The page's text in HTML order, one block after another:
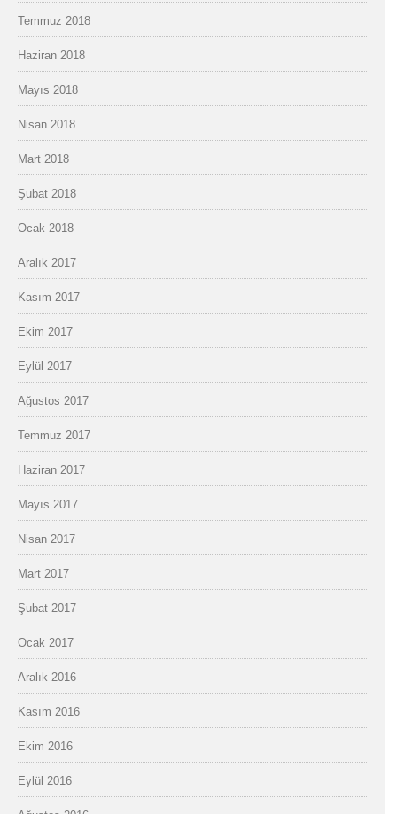
Temmuz 2018
Haziran 2018
Mayıs 2018
Nisan 2018
Mart 2018
Şubat 2018
Ocak 2018
Aralık 2017
Kasım 2017
Ekim 2017
Eylül 2017
Ağustos 2017
Temmuz 2017
Haziran 2017
Mayıs 2017
Nisan 2017
Mart 2017
Şubat 2017
Ocak 2017
Aralık 2016
Kasım 2016
Ekim 2016
Eylül 2016